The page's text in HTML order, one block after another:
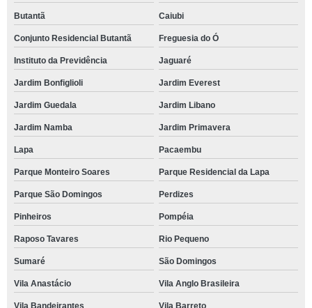
Butantã Caiubi
Conjunto Residencial Butantã Freguesia do Ó
Instituto da Previdência Jaguaré
Jardim Bonfiglioli Jardim Everest
Jardim Guedala Jardim Libano
Jardim Namba Jardim Primavera
Lapa Pacaembu
Parque Monteiro Soares Parque Residencial da Lapa
Parque São Domingos Perdizes
Pinheiros Pompéia
Raposo Tavares Rio Pequeno
Sumaré São Domingos
Vila Anastácio Vila Anglo Brasileira
Vila Bandeirantes Vila Barreto